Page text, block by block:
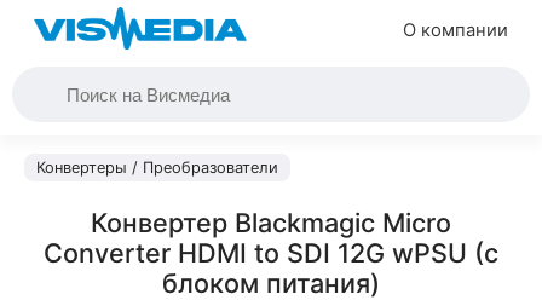
О компании
Конвертеры / Преобразователи
Конвертер Blackmagic Micro
Converter HDMI to SDI 12G wPSU (с
блоком питания)